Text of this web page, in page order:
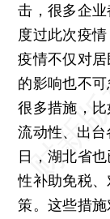
击，很多企
度过此次疫
疫情不仅对
的影响也不
很多措施，
流动性、出
日，湖北省
性补助免税
策。这些措